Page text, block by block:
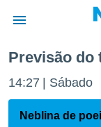
da
Previsão do
14:27 Sábado
Neblina de